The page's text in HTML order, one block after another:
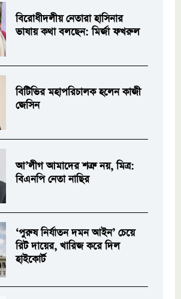
বিরোধীদলীয় নেতারা হাসিনার
ভাষায় কথা বলছেন: মির্জা ফখরুল
বিটিভির মহাপরিচালক হলেন কাজী
জেসিন
আ’লীগ আমাদের শত্রু নয়, মিত্র:
বিএনপি নেতা নাছির
‘পুরুষ নির্যাতন দমন আইন’ চেয়ে
রিট দায়ের, খারিজ করে দিল
হাইকোর্ট